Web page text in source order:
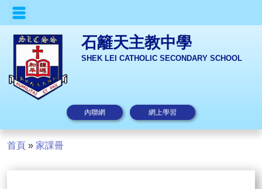
石籬天主教中學
SHEK LEI CATHOLIC SECONDARY SCHOOL
內聯網 網上學習
首頁 » 家課冊